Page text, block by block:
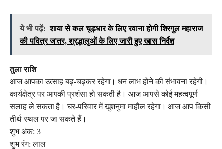
ये भी पढ़ें: शाया से कल चूड़धार के लिए रवाना होगी शिरगुल महाराज
की पवित्र जातर, श्रद्धालुओं के लिए जारी हुए खास निर्देश
तुला राशि
आज आपका उत्साह बढ़-चढ़कर रहेगा। धन लाभ होने की संभावना रहेगी।
कार्यक्षेत्र पर आपकी प्रशंसा हो सकती है। आज आपसे कोई महत्वपूर्ण
सलाह ले सकता है। घर-परिवार में खुशनुमा माहौल रहेगा। आज आप किसी
तीर्थ स्थल पर जा सकते हैं।
शुभ अंक: 3
शुभ रंग: लाल